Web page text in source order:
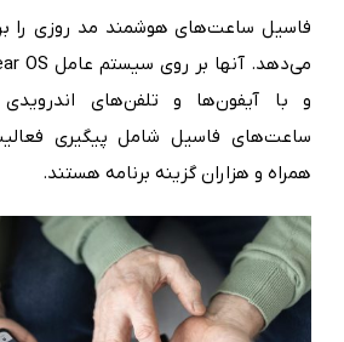
فاسیل ساعت‌های هوشمند مد روزی را
و با آیفون‌ها و تلفن‌های
ساعت‌های فاسیل شامل پیگیری
همراه و هزاران گزینه برنامه هستند.